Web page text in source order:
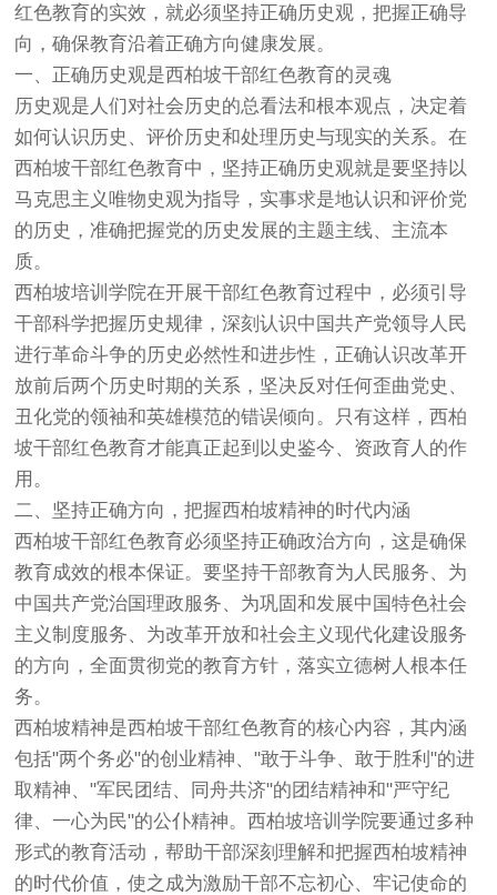
红色教育的实效，就必须坚持正确历史观，把握正确导
向，确保教育沿着正确方向健康发展。
一、正确历史观是西柏坡干部红色教育的灵魂
历史观是人们对社会历史的总看法和根本观点，决定着
如何认识历史、评价历史和处理历史与现实的关系。在
西柏坡干部红色教育中，坚持正确历史观就是要坚持以
马克思主义唯物史观为指导，实事求是地认识和评价党
的历史，准确把握党的历史发展的主题主线、主流本
质。
西柏坡培训学院在开展干部红色教育过程中，必须引导
干部科学把握历史规律，深刻认识中国共产党领导人民
进行革命斗争的历史必然性和进步性，正确认识改革开
放前后两个历史时期的关系，坚决反对任何歪曲党史、
丑化党的领袖和英雄模范的错误倾向。只有这样，西柏
坡干部红色教育才能真正起到以史鉴今、资政育人的作
用。
二、坚持正确方向，把握西柏坡精神的时代内涵
西柏坡干部红色教育必须坚持正确政治方向，这是确保
教育成效的根本保证。要坚持干部教育为人民服务、为
中国共产党治国理政服务、为巩固和发展中国特色社会
主义制度服务、为改革开放和社会主义现代化建设服务
的方向，全面贯彻党的教育方针，落实立德树人根本任
务。
西柏坡精神是西柏坡干部红色教育的核心内容，其内涵
包括"两个务必"的创业精神、"敢于斗争、敢于胜利"的进
取精神、"军民团结、同舟共济"的团结精神和"严守纪
律、一心为民"的公仆精神。西柏坡培训学院要通过多种
形式的教育活动，帮助干部深刻理解和把握西柏坡精神
的时代价值，使之成为激励干部不忘初心、牢记使命的